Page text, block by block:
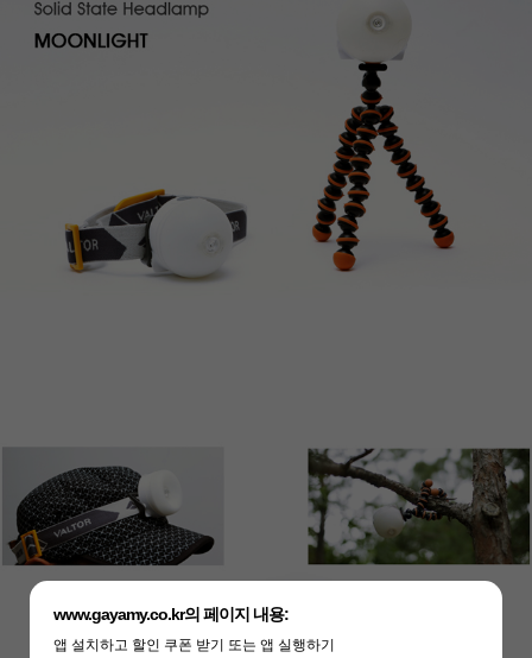
www.gayamy.co.kr의 페이지 내용:
앱 설치하고 할인 쿠폰 받기 또는 앱 실행하기